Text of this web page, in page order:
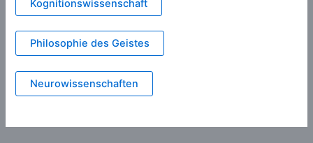
Kognitionswissenschaft
Philosophie des Geistes
Neurowissenschaften